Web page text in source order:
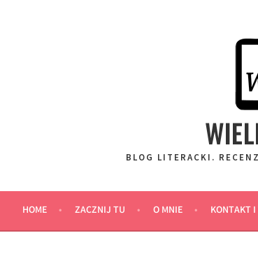
BLOG LITERACKI.
HOME ZACZNIJ TU O MNIE KONTAKT